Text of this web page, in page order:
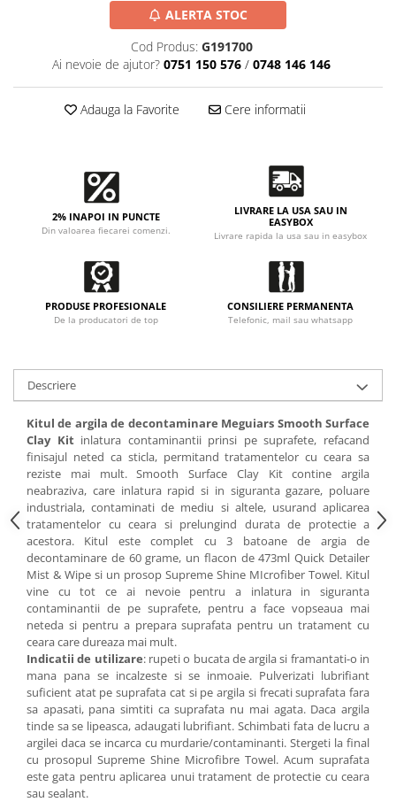
DETAILING RAPID EXTERIOR
Solutii detailing rapid
Accesorii detailing rapid
ALERTA STOC
Cod Produs: G191700
Ai nevoie de ajutor? 0751 150 576 / 0748 146 146
Adauga la Favorite Cere informatii
2% INAPOI IN PUNCTE
Din valoarea fiecarei comenzi.
LIVRARE LA USA SAU IN
EASYBOX
Livrare rapida la usa sau in easybox
PRODUSE PROFESIONALE
De la producatori de top
CONSILIERE PERMANENTA
Telefonic, mail sau whatsapp
Descriere
Kitul de argila de decontaminare Meguiars Smooth Surface
Clay Kitinlatura contaminantii prinsi pe suprafete, refacand
finisajul neted ca sticla, permitand tratamentelor cu ceara sa
reziste mai mult. Smooth Surface Clay Kit contine argila
neabraziva, care inlatura rapid si in siguranta gazare, poluare
industriala, contaminati de mediu si altele, usurand aplicarea
tratamentelor cu ceara si prelungind durata de protectie a
acestora. Kitul este complet cu 3 batoane de argia de
decontaminare de 60 grame, un flacon de 473ml Quick Detailer
Mist & Wipe si un prosop Supreme Shine MIcrofiber Towel. Kitul
vine cu tot ce ai nevoie pentru a inlatura in siguranta
contaminantii de pe suprafete, pentru a face vopseaua mai
neteda si pentru a prepara suprafata pentru un tratament cu
ceara care dureaza mai mult.
Indicatii de utilizare: rupeti o bucata de argila si framantati-o in
mana pana se incalzeste si se inmoaie. Pulverizati lubrifiant
suficient atat pe suprafata cat si pe argila si frecati suprafata fara
sa apasati, pana simtiti ca suprafata nu mai agata. Daca argila
tinde sa se lipeasca, adaugati lubrifiant. Schimbati fata de lucru a
argilei daca se incarca cu murdarie/contaminanti. Stergeti la final
cu prosopul Supreme Shine Microfibre Towel. Acum suprafata
este gata pentru aplicarea unui tratament de protectie cu ceara
sau sealant.